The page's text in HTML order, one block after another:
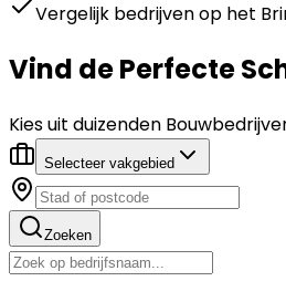
Vergelijk bedrijven op het
Vind dePerfecte
Kies uit duizenden
Selecteer vakgebied
Zoeken